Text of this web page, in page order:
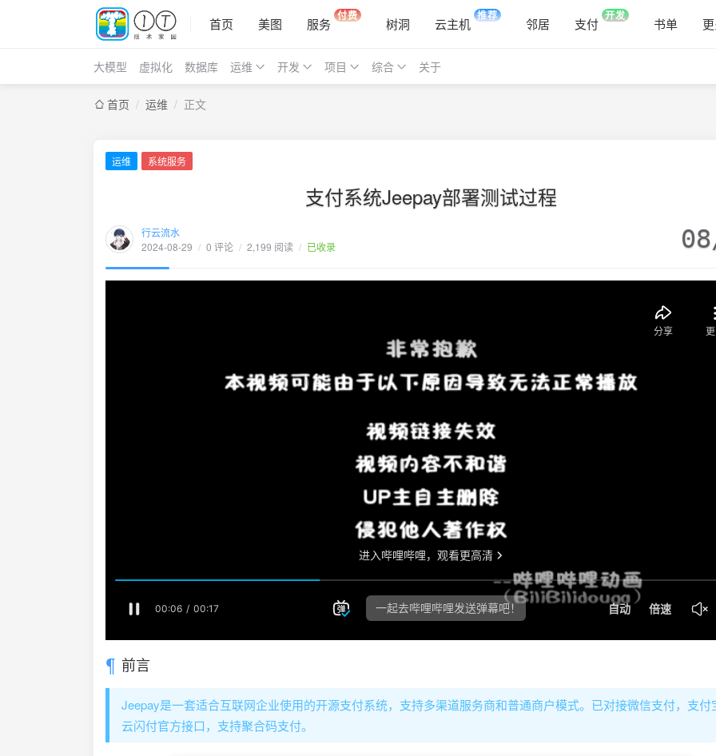
首页 美图 服务 付费 树洞 云主机 推荐 邻居 支付 开发 书单
大模型 虚拟化 数据库 运维 开发 项目 综合 关于
首页 / 运维 / 正文
运维 系统服务
支付系统Jeepay部署测试过程
行云流水
2024-08-29 / 0 评论 / 2,199 阅读 / 已收录
前言
Jeepay是一套适合互联网企业使用的开源支付系统，支持多渠道服务商和普通商户模式。已对接微信支付，支付
云闪付官方接口，支持聚合码支付。